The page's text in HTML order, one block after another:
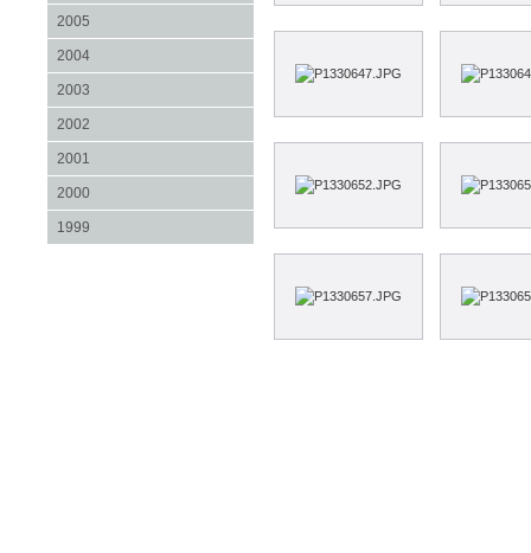
2005
2004
2003
2002
2001
2000
1999